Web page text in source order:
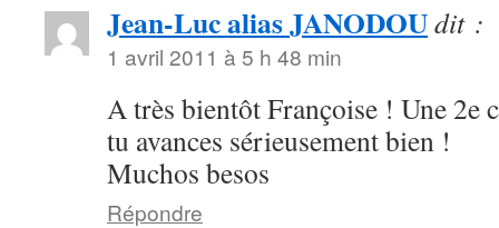
Jean-Luc alias JANODOUdit :
1 avril 2011 à 5 h 48 min
A très bientôt Françoise ! Une 2e
tu avances sérieusement bien !
Muchos besos
Répondre